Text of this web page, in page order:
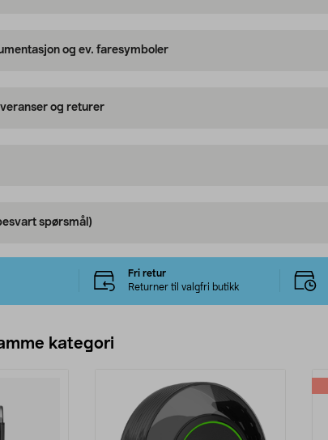
og ev. faresymboler
og returer
spørsmål)
Fri retur
Returner til valgfri butikk
kategori